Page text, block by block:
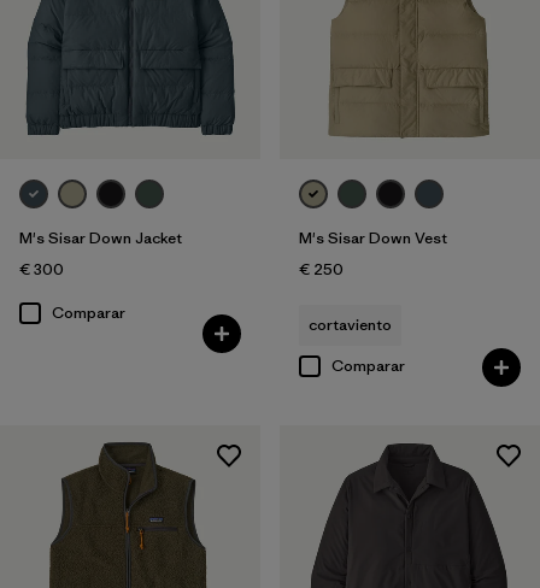
M's Sisar Down Jacket
€ 300
Comparar
M's Sisar Down Vest
€ 250
cortaviento
Comparar